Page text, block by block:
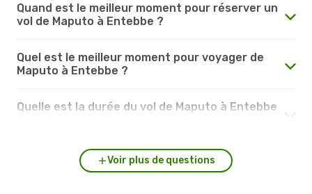
Quand est le meilleur moment pour réserver un
vol de Maputo à Entebbe ?
Quel est le meilleur moment pour voyager de
Maputo à Entebbe ?
Quelle est la durée du vol de Maputo à Entebbe
Voir plus de questions